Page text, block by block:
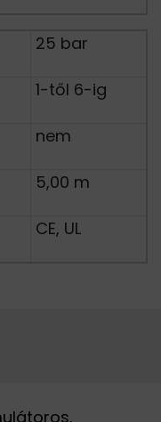
25 bar
1-től 6-ig
nem
5,00 m
CE, UL